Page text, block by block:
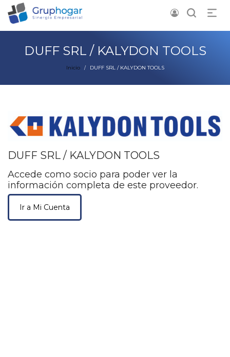
DUFF SRL / KALYDON TOOLS
Inicio / DUFF SRL / KALYDON TOOLS
DUFF SRL / KALYDON TOOLS
Accede como socio para poder ver la
información completa de este proveedor.
Ir a Mi Cuenta